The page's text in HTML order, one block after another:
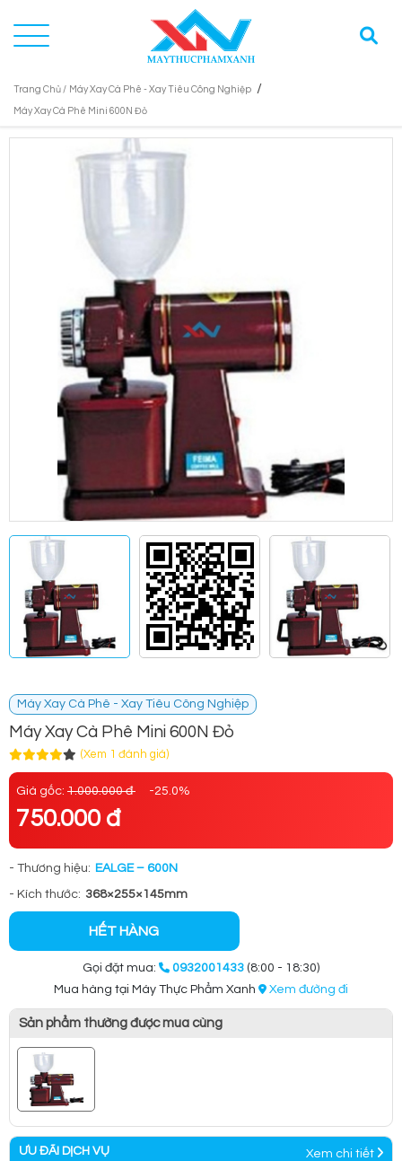
Trang Chủ / Máy Xay Cà Phê - Xay Tiêu Công Nghiệp /
Máy Xay Cà Phê Mini 600N Đỏ
Máy Xay Cà Phê - Xay Tiêu Công Nghiệp
Máy Xay Cà Phê Mini 600N Đỏ
(Xem 1 đánh giá)
Giá gốc: 1.000.000 đ -25.0%
750.000 đ
- Thương hiệu: EALGE – 600N
- Kích thước: 368×255×145mm
HẾT HÀNG
Gọi đặt mua: 0932001433 (8:00 - 18:30)
Mua hàng tại Máy Thực Phẩm Xanh
Xem đường đi
Sản phẩm thường được mua cùng
ƯU ĐÃI DỊCH VỤ Xem chi tiết